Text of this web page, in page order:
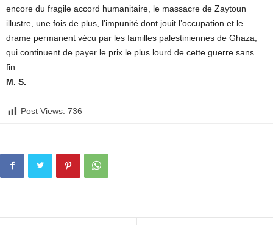
encore du fragile accord humanitaire, le massacre de Zaytoun
illustre, une fois de plus, l’impunité dont jouit l’occupation et le
drame permanent vécu par les familles palestiniennes de Ghaza,
qui continuent de payer le prix le plus lourd de cette guerre sans
fin.
M. S.
Post Views: 736